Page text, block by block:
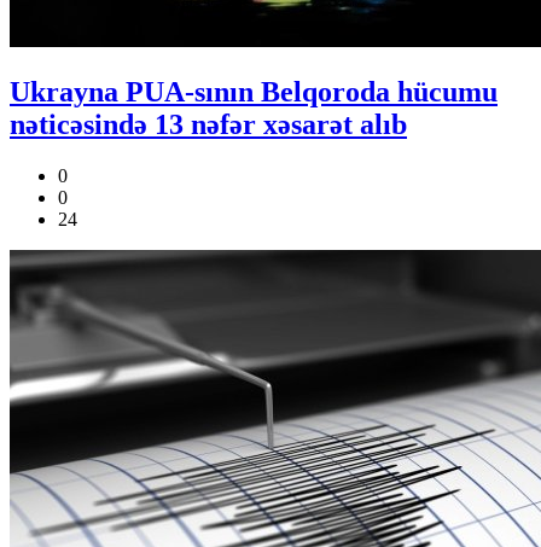
Ukrayna PUA-sının Belqoroda hücumu
nəticəsində 13 nəfər xəsarət alıb
0
0
24